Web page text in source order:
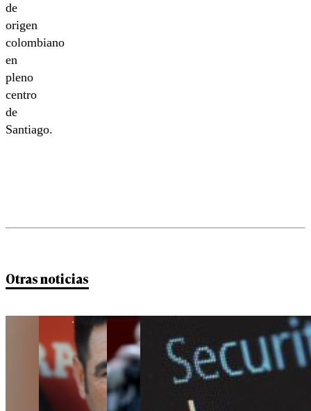
de
origen
colombiano
en
pleno
centro
de
Santiago.
Otras noticias